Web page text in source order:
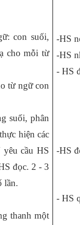
con suối,
cho mỗi từ
từ ngữ con
suối, phân
hiện các
cầu HS
đọc. 2 - 3
lần.
thanh một
-HS
-HS
- HS
-HS
- HS